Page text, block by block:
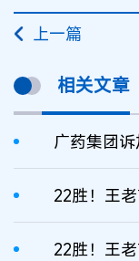
上一篇
相关文章